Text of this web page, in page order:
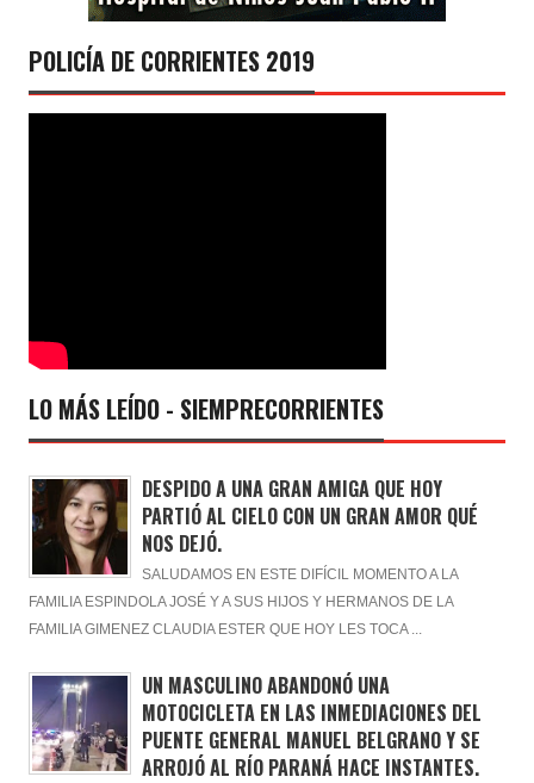
POLICÍA DE CORRIENTES 2019
LO MÁS LEÍDO - SIEMPRECORRIENTES
DESPIDO A UNA GRAN AMIGA QUE HOY
PARTIÓ AL CIELO CON UN GRAN AMOR QUÉ
NOS DEJÓ.
SALUDAMOS EN ESTE DIFÍCIL MOMENTO A LA
FAMILIA ESPINDOLA JOSÉ Y A SUS HIJOS Y HERMANOS DE LA
FAMILIA GIMENEZ CLAUDIA ESTER QUE HOY LES TOCA ...
UN MASCULINO ABANDONÓ UNA
MOTOCICLETA EN LAS INMEDIACIONES DEL
PUENTE GENERAL MANUEL BELGRANO Y SE
ARROJÓ AL RÍO PARANÁ HACE INSTANTES.